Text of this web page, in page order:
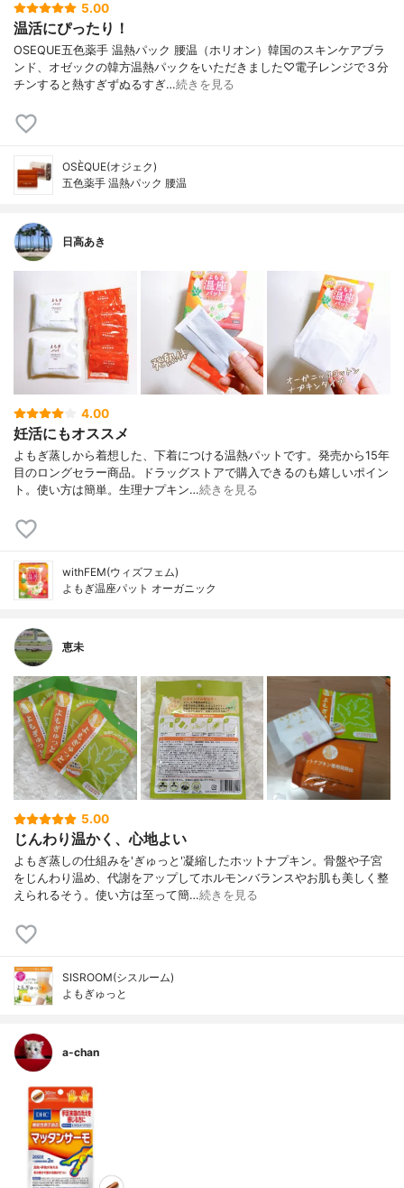
5.00
温活にぴったり！
OSEQUE五色薬手 温熱パック 腰温（ホリオン）韓国のスキンケアブラ
ンド、オゼックの韓方温熱パックをいただきました♡電子レンジで３分
チンすると熱すぎずぬるすぎ…続きを見る
OSÈQUE(オジェク)
五色薬手 温熱パック 腰温
日高あき
4.00
妊活にもオススメ
よもぎ蒸しから着想した、下着につける温熱パットです。発売から15年
目のロングセラー商品。ドラッグストアで購入できるのも嬉しいポイン
ト。使い方は簡単。生理ナプキン…続きを見る
withFEM(ウィズフェム)
よもぎ温座パット オーガニック
恵未
5.00
じんわり温かく、心地よい
よもぎ蒸しの仕組みを'ぎゅっと'凝縮したホットナプキン。骨盤や子宮
をじんわり温め、代謝をアップしてホルモンバランスやお肌も美しく整
えられるそう。使い方は至って簡…続きを見る
SISROOM(シスルーム)
よもぎゅっと
a-chan